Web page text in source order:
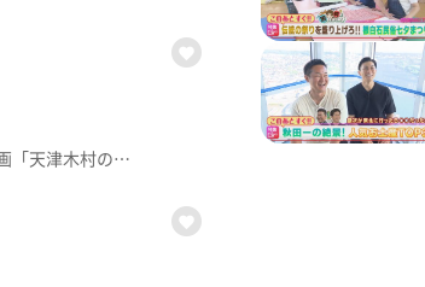
番組ＭＣ 天津木村が県内33市町村で、それぞれのまちの「ええトコ」を探す企画「天津木村のどっかええトコありますか？」2周目の第5回は「大船渡市」！※2024年5月4日(土)放送